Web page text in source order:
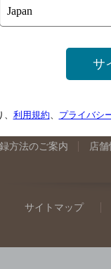
県のバー検索
方法のご案内 店
サイトマップ
サ
利用規約、 プライバシ